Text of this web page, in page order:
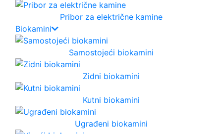
Pribor za električne kamine
Biokamini
Samostojeći biokamini
Zidni biokamini
Kutni biokamini
Ugrađeni biokamini